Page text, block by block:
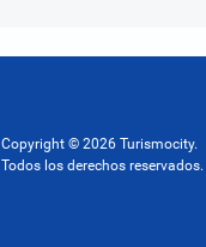
Copyright © 2026 Turismocity.
Todos los derechos reservados.